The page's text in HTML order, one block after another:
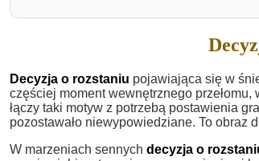
Decyzja o rozstaniu pojawiająca się w
częściej moment wewnętrznego
łączy taki motyw z potrzebą postawienia
pozostawało niewypowiedziane. To obraz
W marzeniach sennych decyzja o